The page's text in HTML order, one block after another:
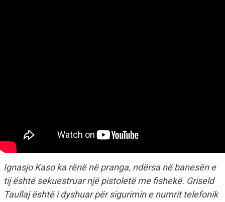
Ignasjo Kaso ka rënë në pranga, ndërsa në banesën e
tij është sekuestruar një pistoletë me fishekë. Griseld
Taullaj është i dyshuar për sigurimin e numrit telefonik